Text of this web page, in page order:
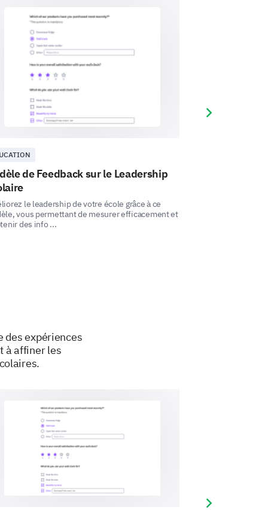
of action but no follow-up
not taken seriously
management services
de Feedback sur le Leadership
le leadership de votre école grâce à ce
vous permettant de mesurer efficacement et
des info ...
Next slide
des expériences
à affiner les
Next slide